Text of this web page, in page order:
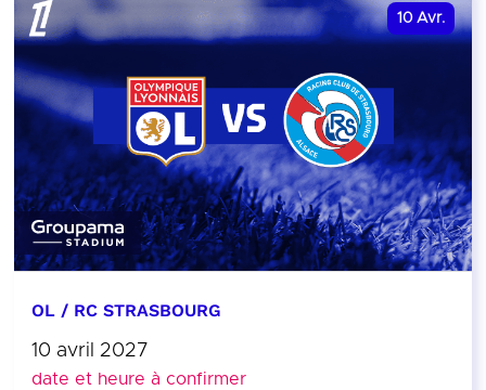
10 Avr.
OL / RC STRASBOURG
10 avril 2027
date et heure à confirmer